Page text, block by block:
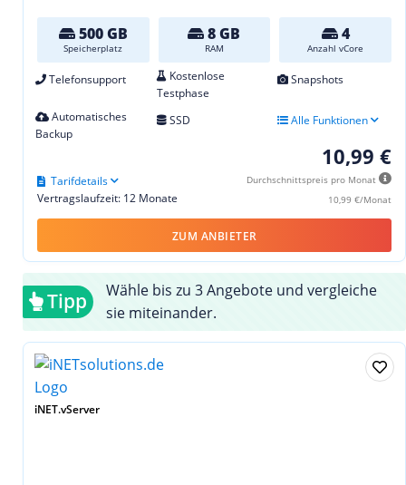
500 GB
Speicherplatz
8 GB
RAM
4
Anzahl vCore
Telefonsupport
Kostenlose
Testphase
Snapshots
Automatisches
Backup
SSD Alle Funktionen
10,99 €
Durchschnittspreis pro Monat
10,99 €/Monat
Vertragslaufzeit: 12 Monate
Tarifdetails
ZUM ANBIETER
Tipp
Wähle bis zu 3 Angebote und vergleiche
sie miteinander.
iNET.vServer